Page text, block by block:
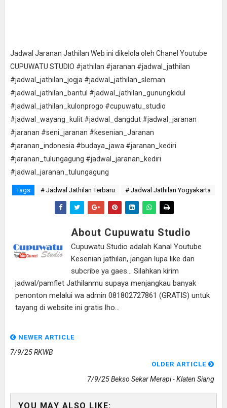
Jadwal Jaranan Jathilan Web ini dikelola oleh Chanel Youtube
CUPUWATU STUDIO #jathilan #jaranan #jadwal_jathilan
#jadwal_jathilan_jogja #jadwal_jathilan_sleman
#jadwal_jathilan_bantul #jadwal_jathilan_gunungkidul
#jadwal_jathilan_kulonprogo #cupuwatu_studio
#jadwal_wayang_kulit #jadwal_dangdut #jadwal_jaranan
#jaranan #seni_jaranan #kesenian_Jaranan
#jaranan_indonesia #budaya_jawa #jaranan_kediri
#jaranan_tulungagung #jadwal_jaranan_kediri
#jadwal_jaranan_tulungagung
Tags # Jadwal Jathilan Terbaru # Jadwal Jathilan Yogyakarta
About Cupuwatu Studio
Cupuwatu Studio adalah Kanal Youtube
Kesenian jathilan, jangan lupa like dan
subcribe ya gaes... Silahkan kirim
jadwal/pamflet Jathilanmu supaya menjangkau banyak
penonton melalui wa admin 081802727861 (GRATIS) untuk
tayang di website ini gratis lho...
NEWER ARTICLE
7/9/25 RKWB
OLDER ARTICLE
7/9/25 Bekso Sekar Merapi - Klaten Siang
YOU MAY ALSO LIKE: